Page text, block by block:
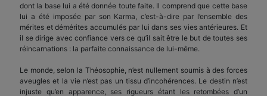
dont la base lui a été donnée toute faite. Il comprend que cette base
lui a été imposée par son Karma, c’est-à-dire par l’ensemble des
mérites et démérites accumulés par lui dans ses vies antérieures. Et
il se dirige avec confiance vers ce qu’il sait être le but de toutes ses
réincarnations : la parfaite connaissance de lui-même.
Le monde, selon la Théosophie, n’est nullement soumis à des forces
aveugles et la vie n’est pas un tissu d’incohérences. Le destin n’est
injuste qu’en apparence, ses rigueurs étant les retombées d’un